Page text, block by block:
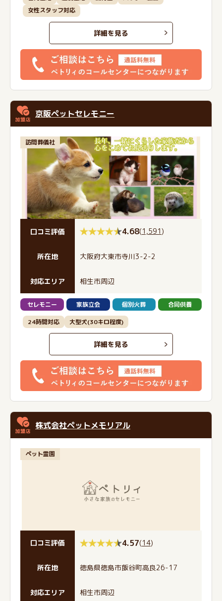
女性スタッフ対応
詳細を見る
京阪ペットセレモニー
訪問葬儀社
口コミ評価 4.68(1,591)
所在地 大阪府大東市寺川3-2-2
対応エリア 相生市周辺
セレモニー 家族立会 個別火葬 合同供養
24時間対応 大型犬(30キロ程度)
詳細を見る
株式会社ペットメモリアル
ペット霊園
口コミ評価 4.57(14)
所在地 徳島県徳島市飯谷町高良26-17
対応エリア 相生市周辺